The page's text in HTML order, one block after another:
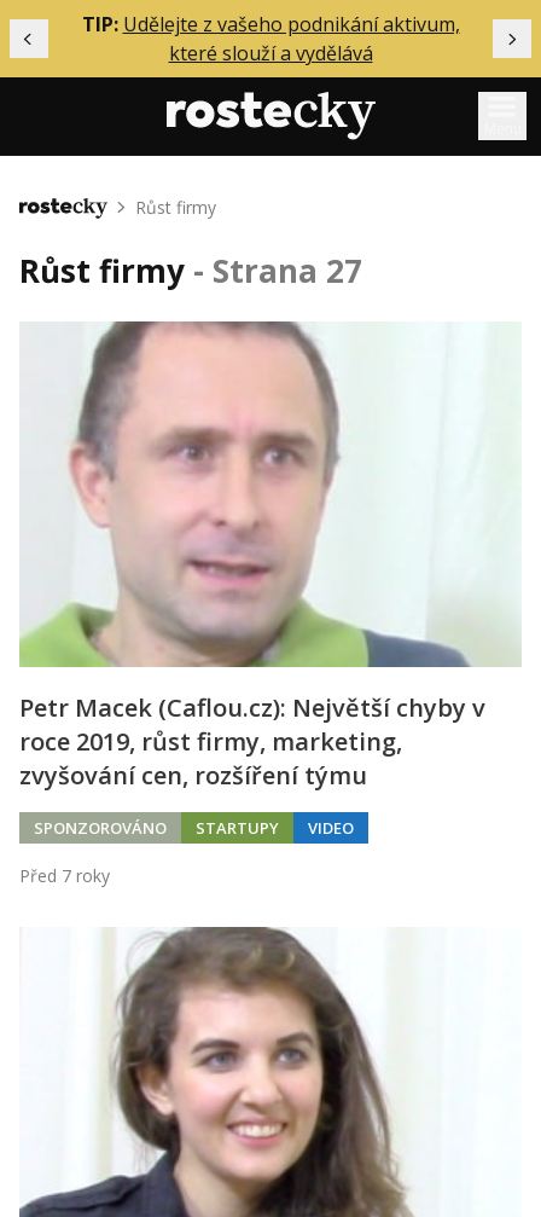
Předchozí
TIP: Udělejte z vašeho podnikání aktivum,
které slouží a vydělává
Mentoring
Solo
Inzerce
O mně
Přihlášení
Kontakt
Obchodní podmínky
Hledaná fráze Hledat
Domů Růst firmy
Růst firmy - Strana 27
Petr Macek (Caflou.cz): Největší chyby v
roce 2019, růst firmy, marketing,
zvyšování cen, rozšíření týmu
SPONZOROVÁNO STARTUPY VIDEO
Před 7 roky